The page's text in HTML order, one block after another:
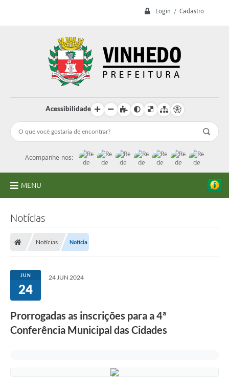
Login / Cadastro
Acessibilidade
Acompanhe-nos:
MENU
Licitações
Transparência
Concursos e Processos Seletivos
Notícias
Notícias Notícia
JUN
24
24 JUN 2024
Prorrogadas as inscrições para a 4ª
Conferência Municipal das Cidades